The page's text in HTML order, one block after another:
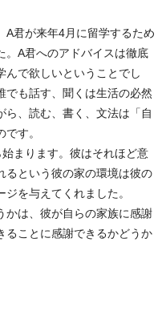
A君が来年4月に留学するため
。A君へのアドバイスは徹底
んで欲しいということでし
でも話す、聞くは生活の必然
ら、読む、書く、文法は「自
す。
まります。彼はそれほど意
るという彼の家の環境は彼の
を与えてくれました。
かは、彼が自らの家族に感謝
ることに感謝できるかどうか